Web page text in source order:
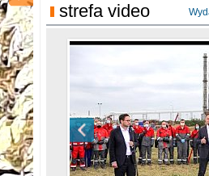
strefa video
Ni To Ponk - W
sixf33t .Last Year
Włocławek
XXIII Sesja Rady
kadencji w dniu